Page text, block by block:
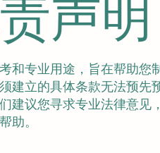
声明
和专业用途，旨在帮助您
建立的具体条款无法预先
建议您寻求专业法律意见
助。